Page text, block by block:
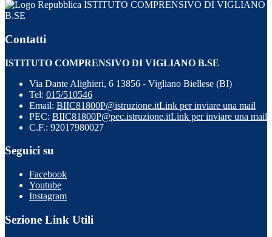
ISTITUTO COMPRENSIVO DI VIGLIANO
B.SE
Contatti
ISTITUTO COMPRENSIVO DI VIGLIANO B.SE
Via Dante Alighieri, 6 13856 - Vigliano Biellese (BI)
Tel: 015/510546
Email: BIIC81800P@istruzione.itLink per inviare una mail
PEC: BIIC81800P@pec.istruzione.itLink per inviare una mail
C.F.: 92017980027
Seguici su
Facebook
Youtube
Instagram
Sezione Link Utili